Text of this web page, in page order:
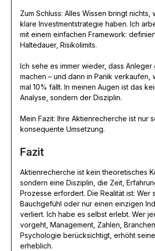
Zum Schluss: Alles Wissen bringt nichts,
klare Investmentstrategie haben. Ich
mit einem einfachen Framework:
Haltedauer, Risikolimits.
Ich sehe es immer wieder, dass Anleger
machen – und dann in Panik verkaufen,
mal 10% fällt. In meinen Augen ist das
Analyse, sondern der Disziplin.
Mein Fazit: Ihre Aktienrecherche ist nur
konsequente Umsetzung.
Fazit
Aktienrecherche ist kein theoretisches
sondern eine Disziplin, die Zeit,
Prozesse erfordert. Die Realität ist: Wer
Bauchgefühl oder nur einen einzigen
verliert. Ich habe es selbst erlebt. Wer
vorgeht, Management, Zahlen,
Psychologie berücksichtigt, erhöht
erheblich.